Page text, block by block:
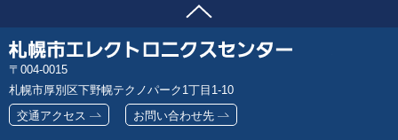
ページの先頭へ
問い合わせ先
郵
便
番
号
004-0015
札幌市厚別区下野幌テクノパーク1丁目1-10
交通アクセス
お問い合わせ先